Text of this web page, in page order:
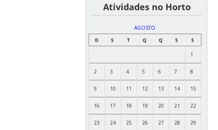
͏ ͏ ͏ ͏ ͏ ͏Atividades no Horto
AGOSTO
D
S T Q Q S S
1
2 3 4 5 6 7 8
9 10 11 12 13 14 15
16 17 18 19 20 21 22
23 24 25 26 27 28 29